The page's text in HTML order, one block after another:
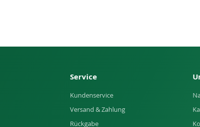
Service
Kundenservice
Versand & Zahlung
Rückgabe